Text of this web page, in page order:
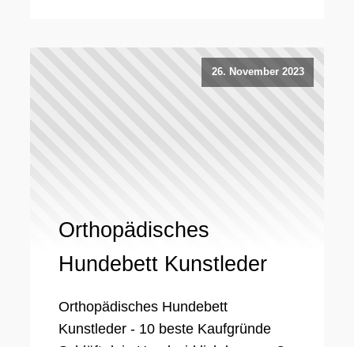
26. November 2023
Orthopädisches
Hundebett Kunstleder
Orthopädisches Hundebett
Kunstleder - 10 beste Kaufgründe